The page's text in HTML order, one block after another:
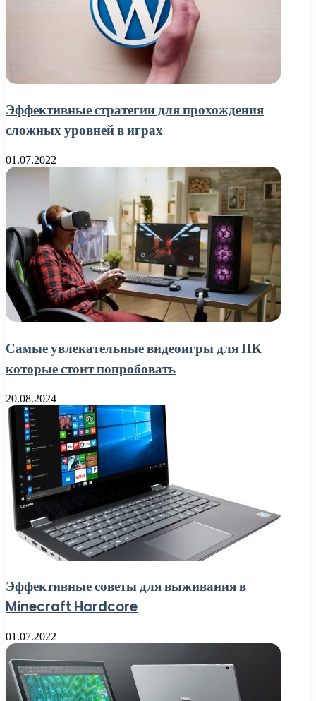
Эффективные стратегии для прохождения
сложных уровней в играх
01.07.2022
Самые увлекательные видеоигры для ПК
которые стоит попробовать
20.08.2024
Эффективные советы для выживания в
Minecraft Hardcore
01.07.2022